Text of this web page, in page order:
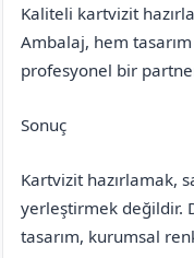
Kaliteli kartvizit
Ambalaj, hem
profesyonel bir
Sonuç
Kartvizit hazırlamak,
yerleştirmek değildir.
tasarım, kurumsal